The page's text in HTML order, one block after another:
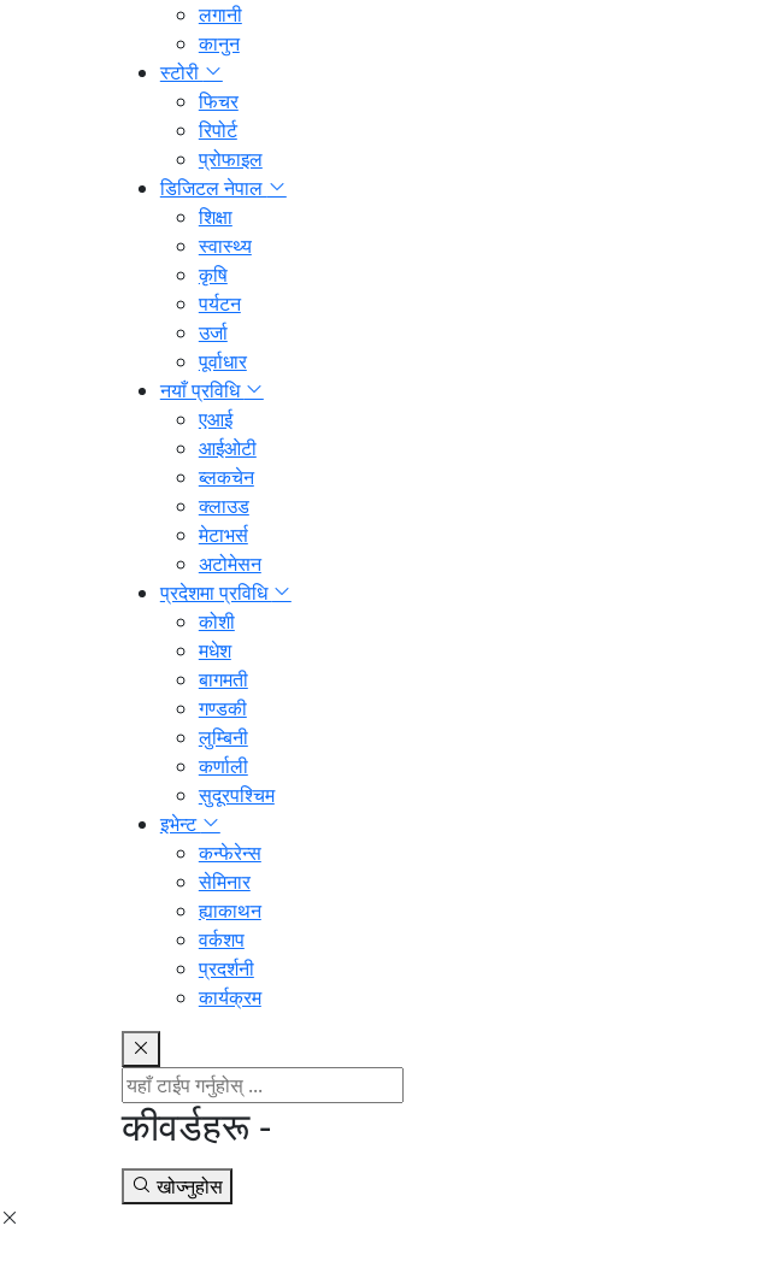
लगानी
कानुन
स्टोरी
फिचर
रिपोर्ट
प्रोफाइल
डिजिटल नेपाल
शिक्षा
स्वास्थ्य
कृषि
पर्यटन
उर्जा
पूर्वाधार
नयाँ प्रविधि
एआई
आईओटी
ब्लकचेन
क्लाउड
मेटाभर्स
अटोमेसन
प्रदेशमा प्रविधि
कोशी
मधेश
बागमती
गण्डकी
लुम्बिनी
कर्णाली
सुदूरपश्चिम
इभेन्ट
कन्फेरेन्स
सेमिनार
ह्याकाथन
वर्कशप
प्रदर्शनी
कार्यक्रम
कीवर्डहरू -
खोज्नुहोस